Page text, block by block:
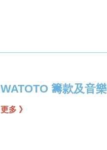
WATOTO 籌款及音
更多 》